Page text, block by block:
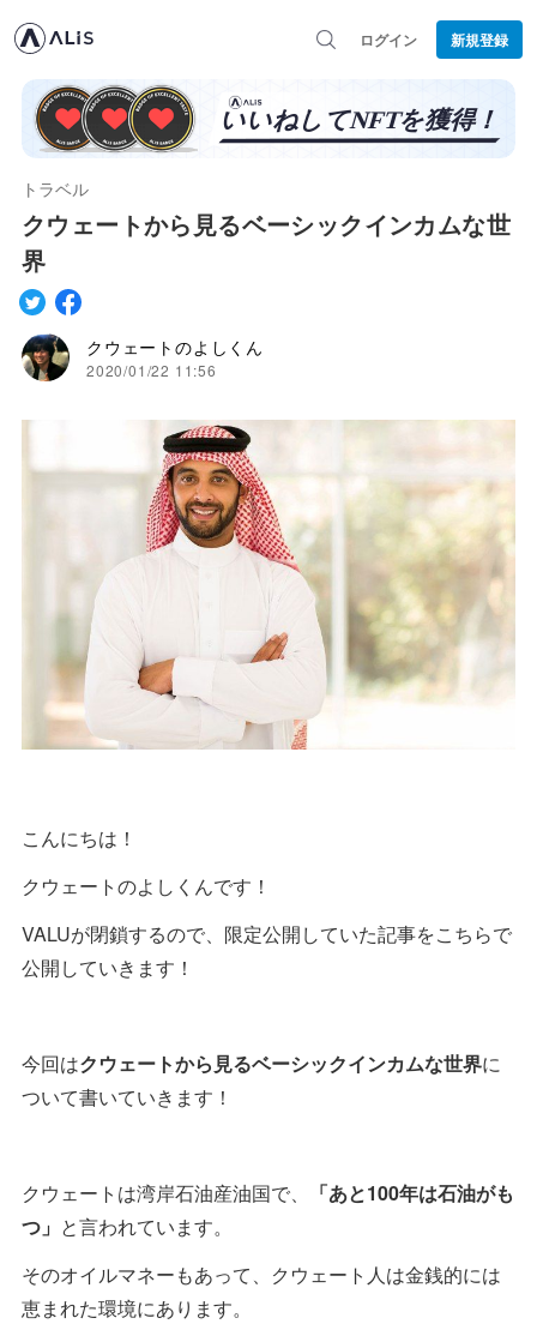
ログイン 新規登録
トラベル
クウェートから見るベーシックインカムな世
界
クウェートのよしくん
2020/01/22 11:56
こんにちは！
クウェートのよしくんです！
VALUが閉鎖するので、限定公開していた記事をこちらで
公開していきます！
今回はクウェートから見るベーシックインカムな世界に
ついて書いていきます！
クウェートは湾岸石油産油国で、
「あと100年は石油がも
つ」 と言われています。
そのオイルマネーもあって、クウェート人は金銭的には
恵まれた環境にあります。